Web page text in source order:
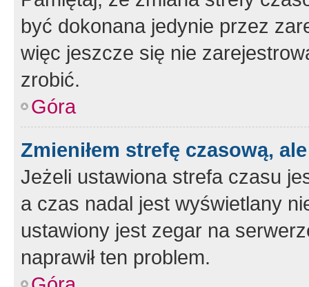
być dokonana jedynie przez
więc jeszcze się nie
zrobić.
Góra
Zmieniłem strefę czasową,
Jeżeli ustawiona strefa czasu
a czas nadal jest wyświetlany
ustawiony jest zegar na
naprawił ten problem.